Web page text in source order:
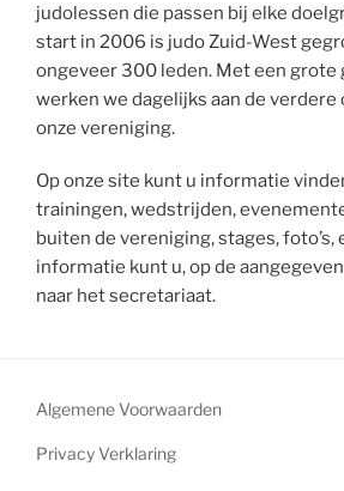
judolessen die passen bij elke
start in 2006 is judo Zuid-West
ongeveer 300 leden. Met een
werken we dagelijks aan de
onze vereniging.
Op onze site kunt u informatie
trainingen, wedstrijden,
buiten de vereniging, stages, foto’s,
informatie kunt u, op de
naar het secretariaat.
Algemene Voorwaarden
Privacy Verklaring